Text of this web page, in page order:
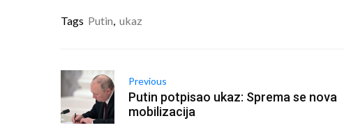
Tags Putin, ukaz
Previous
Putin potpisao ukaz: Sprema se nova
mobilizacija